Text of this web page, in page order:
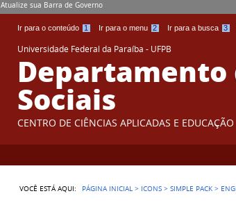
Atualize sua Barra de Governo
Ir para o conteúdo 1 Ir para o menu 2 Ir para a busca 3
Universidade Federal da Paraíba - UFPB
Departamento
Sociais
CENTRO DE CIÊNCIAS APLICADAS E EDUCAÇÃO
VOCÊ ESTÁ AQUI: PÁGINA INICIAL > ICONS >SIMPLE PACK >